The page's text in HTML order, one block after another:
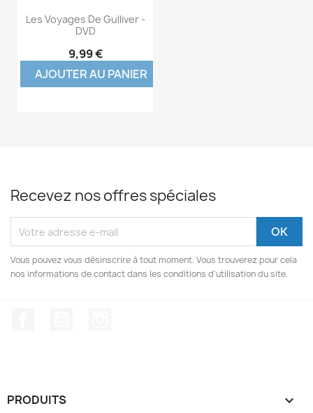
Les Voyages De Gulliver -
DVD
9,99 €
AJOUTER AU PANIER
Recevez nos offres spéciales
Vous pouvez vous désinscrire à tout moment. Vous trouverez pour cela
nos informations de contact dans les conditions d'utilisation du site.
PRODUITS 